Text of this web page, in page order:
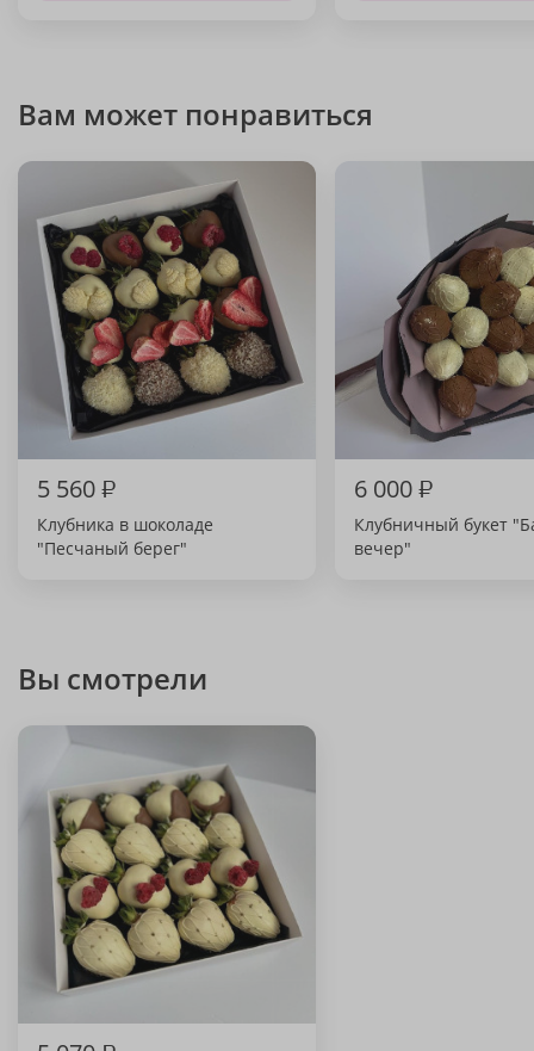
Вам может понравиться
5 560₽
Клубника в шоколаде
"Песчаный берег"
6 000₽
Клубничный букет
вечер"
Вы смотрели